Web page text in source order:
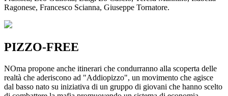
Ragonese, Francesco Scianna, Giuseppe Tornatore.
PIZZO-FREE
NOma propone anche itinerari che condurranno alla scoperta delle
realtà che aderiscono ad "Addiopizzo", un movimento che agisce
dal basso nato su iniziativa di un gruppo di giovani che hanno scelto